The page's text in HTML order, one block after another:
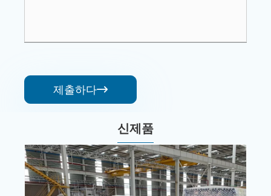
제출하다
신제품